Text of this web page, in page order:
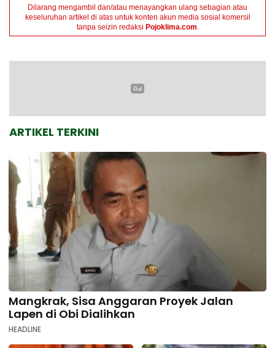
Dilarang mengambil dan/atau menayangkan ulang sebagian atau
keseluruhan artikel di atas untuk konten akun media sosial komersil
tanpa seizin redaksi Pojoklima.com.
ARTIKEL TERKINI
Mangkrak, Sisa Anggaran Proyek Jalan
Lapen di Obi Dialihkan
HEADLINE